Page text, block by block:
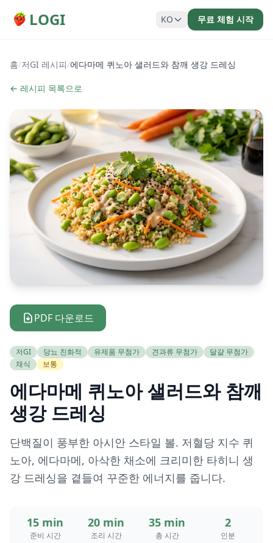
LOGI KO 무료 체험 시작
홈/저GI 레시피/에다마메 퀴노아 샐러드와 참깨 생강 드레싱
← 레시피 목록으로
PDF 다운로드
저GI 당뇨 친화적 유제품 무첨가 견과류 무첨가
달걀 무첨가
채식
보통
에다마메 퀴노아 샐러드와 참깨
생강 드레싱
단백질이 풍부한 아시안 스타일 볼. 저혈당 지수 퀴
노아, 에다마메, 아삭한 채소에 크리미한 타히니 생
강 드레싱을 곁들여 꾸준한 에너지를 줍니다.
15 min
준비 시간
20 min
조리 시간
35 min
총 시간
2
인분